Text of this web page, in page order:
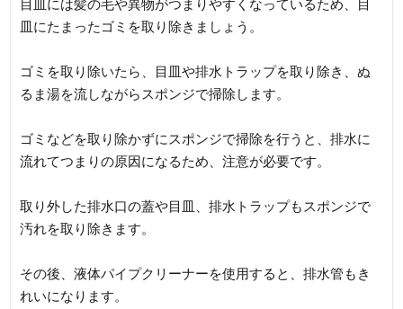
目皿には髪の毛や異物がつまりやすくなっているため、目
皿にたまったゴミを取り除きましょう。
ゴミを取り除いたら、目皿や排水トラップを取り除き、ぬ
るま湯を流しながらスポンジで掃除します。
ゴミなどを取り除かずにスポンジで掃除を行うと、排水に
流れてつまりの原因になるため、注意が必要です。
取り外した排水口の蓋や目皿、排水トラップもスポンジで
汚れを取り除きます。
その後、液体パイプクリーナーを使用すると、排水管もき
れいになります。